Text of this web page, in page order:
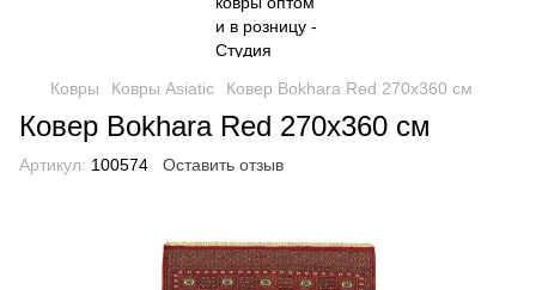
Ковры Ковры Asiatic Ковер Bokhara Red 270х360 см
Ковер Bokhara Red 270х360 см
Артикул: 100574 Оставить отзыв